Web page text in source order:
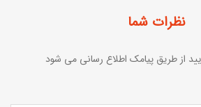
نظرات شما
از طریق پیامک اطلاع رسانی می شود